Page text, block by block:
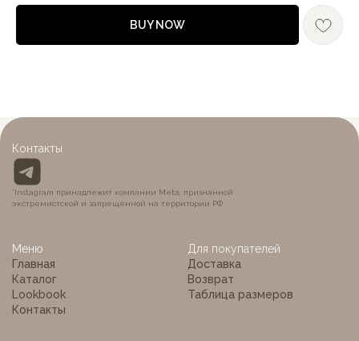
BUY NOW
Меню
Главная
Каталог
Lookbook
Контакты
Для покупателей
Доставка
Возврат
Таблица размеров
Контакты
*Instagram принадлежит компании Meta, признанной
экстремистской и запрещённой на территории РФ
MON BÉBÉ